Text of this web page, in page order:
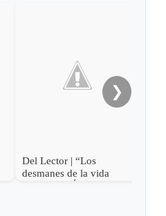
Del Lector | “Los
desmanes de la vida
❯